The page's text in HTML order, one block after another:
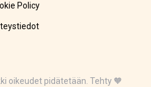
Policy
oikeudet pidätetään. Tehty 🧡